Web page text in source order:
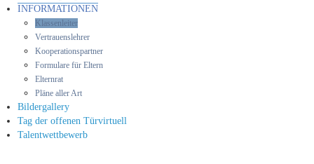
INFORMATIONEN
Klassenleiter
Vertrauenslehrer
Kooperationspartner
Formulare für Eltern
Elternrat
Pläne aller Art
Bildergallery
Tag der offenen Türvirtuell
Talentwettbewerb